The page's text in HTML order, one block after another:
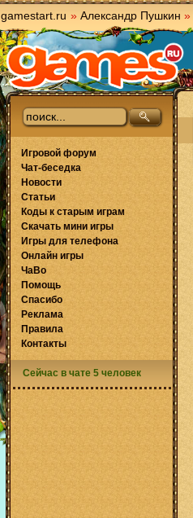
gamestart.ru » Александр Пушкин »
Игровой форум
Чат-беседка
Новости
Статьи
Коды к старым играм
Скачать мини игры
Игры для телефона
Онлайн игры
ЧаВо
Помощь
Спасибо
Реклама
Правила
Контакты
Сейчас в чате 5 человек